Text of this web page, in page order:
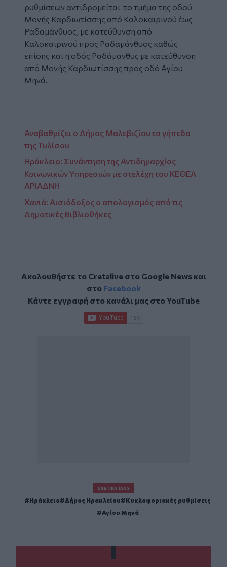
ρυθμίσεων αντιδρομείται το τμήμα της οδού
Μονής Καρδιωτίσσης από Καλοκαιρινού έως
Ραδαμάνθυος, με κατεύθυνση από
Καλοκαιρινού προς Ραδαμάνθυος καθώς
επίσης και η οδός Ραδάμανθυς με κατεύθυνση
από Μονής Καρδιωτίσσης προς οδό Αγίου
Μηνά.
Αναβαθμίζει ο Δήμος Μαλεβιζίου το γήπεδο
της Τυλίσου
Ηράκλειο: Συνάντηση της Αντιδημαρχίας
Κοινωνικών Υπηρεσιών με στελέχη του ΚΕΘΕΑ
ΑΡΙΑΔΝΗ
Χανιά: Αισιόδοξος ο απολογισμός από τις
Δημοτικές Βιβλιοθήκες
Ακολουθήστε το Cretalive στο Google Newsκαι
στο Facebook
Κάντε εγγραφή στο κανάλι μας στοYouTube
ΣΧΕΤΙΚΆ TAGS
Ηράκλειο Δήμος Ηρακλείου
Κυκλοφοριακές ρυθμίσεις
Αγίου Μηνά